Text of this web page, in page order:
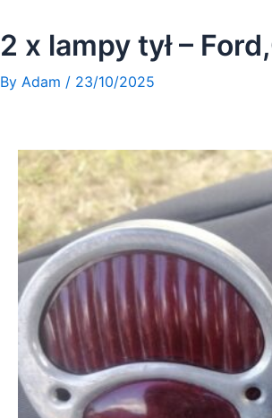
to
content
2 x lampy tył –
By Adam / 23/10/2025